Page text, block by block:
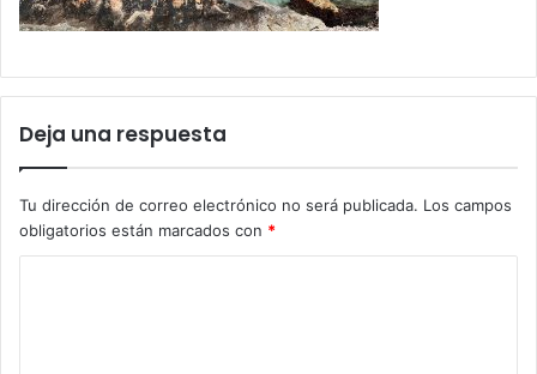
Deja una respuesta
Tu dirección de correo electrónico no será publicada. Los campos
obligatorios están marcados con *